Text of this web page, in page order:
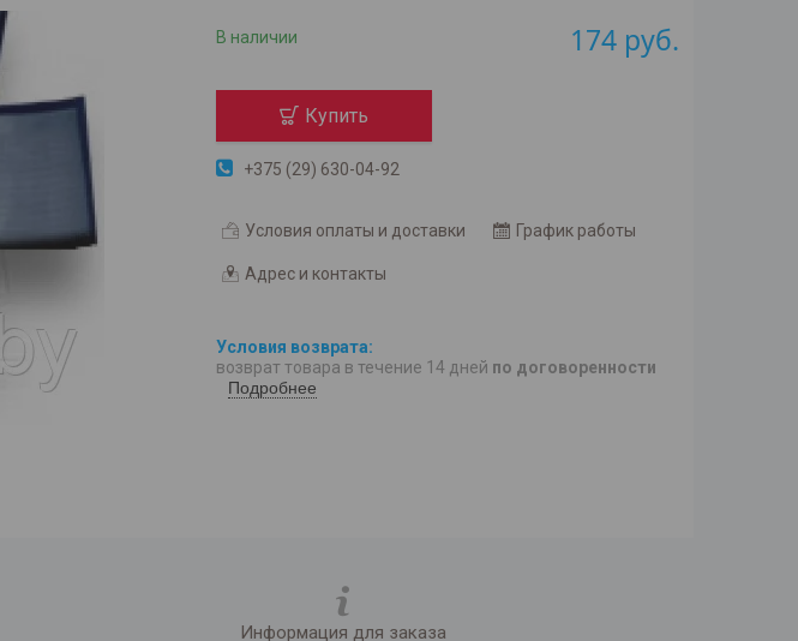
В наличии 174 руб.
Купить
+375 (29) 630-04-92
Условия оплаты и доставки График работы
Адрес и контакты
возврат товара в течение 14 дней по договоренности
Подробнее
Информация для заказа